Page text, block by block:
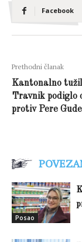
Facebook
Prethodni članak
Kantonalno
Travnik podiglo
protiv Pere
Posao